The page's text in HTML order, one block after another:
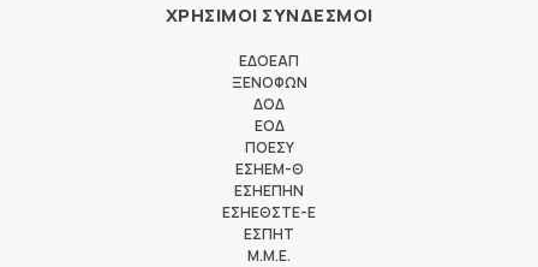
ΧΡΗΣΙΜΟΙ ΣΥΝΔΕΣΜΟΙ
ΕΔΟΕΑΠ
ΞΕΝΟΦΩΝ
ΔΟΔ
ΕΟΔ
ΠΟΕΣΥ
ΕΣΗΕΜ-Θ
ΕΣΗΕΠΗΝ
ΕΣΗΕΘΣΤΕ-Ε
ΕΣΠΗΤ
M.M.E.